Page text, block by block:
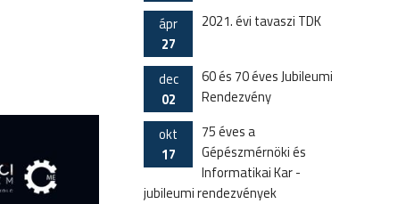
ápr
27
2021. évi tavaszi TDK
dec
02
60 és 70 éves Jubileumi
Rendezvény
okt
17
75 éves a
Gépészmérnöki és
Informatikai Kar -
jubileumi rendezvények